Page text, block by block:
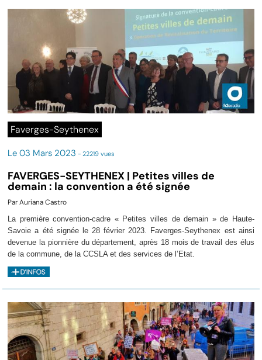
Faverges-Seythenex
Le 03 Mars 2023 - 22219 vues
FAVERGES-SEYTHENEX | Petites villes de
demain : la convention a été signée
Par Auriana Castro
La première convention-cadre « Petites villes de demain » de Haute-
Savoie a été signée le 28 février 2023. Faverges-Seythenex est ainsi
devenue la pionnière du département, après 18 mois de travail des élus
de la commune, de la CCSLA et des services de l’Etat.